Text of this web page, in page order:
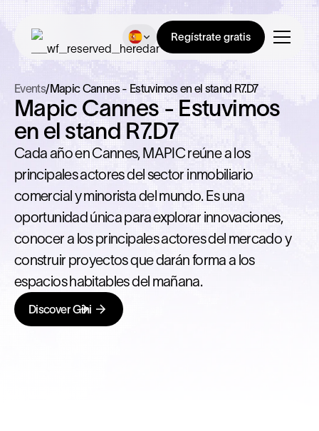
Regístrate gratis
Events/Mapic Cannes - Estuvimos en el stand R7.D7
Mapic Cannes - Estuvimos
en el stand R7.D7
Cada año en Cannes, MAPIC reúne a los
principales actores del sector inmobiliario
comercial y minorista del mundo. Es una
oportunidad única para explorar innovaciones,
conocer a los principales actores del mercado y
construir proyectos que darán forma a los
espacios habitables del mañana.
Discover Gini